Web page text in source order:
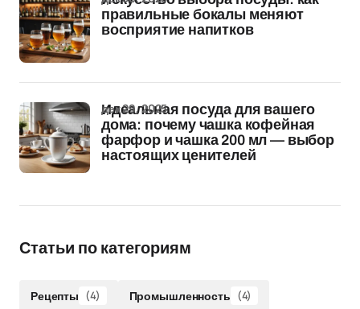
правильные бокалы меняют
восприятие напитков
Идеальная посуда для вашего
дома: почему чашка кофейная
фарфор и чашка 200 мл — выбор
настоящих ценителей
дек 29, 2025
Статьи по категориям
Рецепты (4) Промышленность (4)